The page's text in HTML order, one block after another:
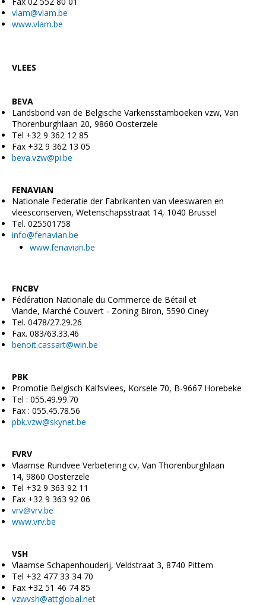
vlam@vlam.be
www.vlam.be
VLEES
BEVA
Landsbond van de Belgische Varkensstamboeken vzw, Van
Thorenburghlaan 20, 9860 Oosterzele
Tel +32 9 362 12 85
Fax +32 9 362 13 05
beva.vzw@pi.be
FENAVIAN
Nationale Federatie der Fabrikanten van vleeswaren en
vleesconserven, Wetenschapsstraat 14, 1040 Brussel
Tel. 025501758
info@fenavian.be
www.fenavian.be
FNCBV
Fédération Nationale du Commerce de Bétail et
Viande, Marché Couvert - Zoning Biron, 5590 Ciney
Tel. 0478/27.29.26
Fax. 083/63.33.46
benoit.cassart@win.be
PBK
Promotie Belgisch Kalfsvlees, Korsele 70, B-9667 Horebeke
Tel : 055.49.99.70
Fax : 055.45.78.56
pbk.vzw@skynet.be
FVRV
Vlaamse Rundvee Verbetering cv, Van Thorenburghlaan
14, 9860 Oosterzele
Tel +32 9 363 92 11
Fax +32 9 363 92 06
vrv@vrv.be
www.vrv.be
VSH
Vlaamse Schapenhouderij, Veldstraat 3, 8740 Pittem
Tel +32 477 33 34 70
Fax +32 51 46 74 85
vzwvsh@attglobal.net